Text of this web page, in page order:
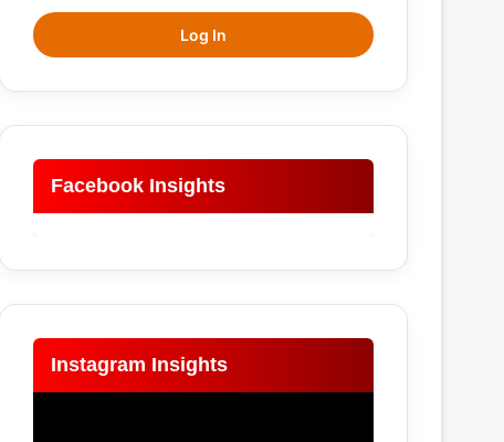
Log In
Facebook Insights
Instagram Insights